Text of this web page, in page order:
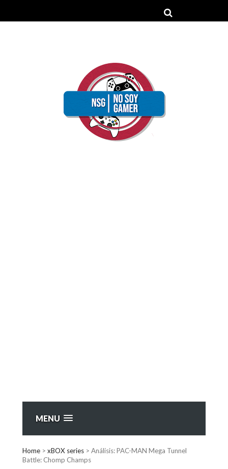
MENU
Home > xBOX series > Análisis: PAC-MAN Mega Tunnel
Battle: Chomp Champs